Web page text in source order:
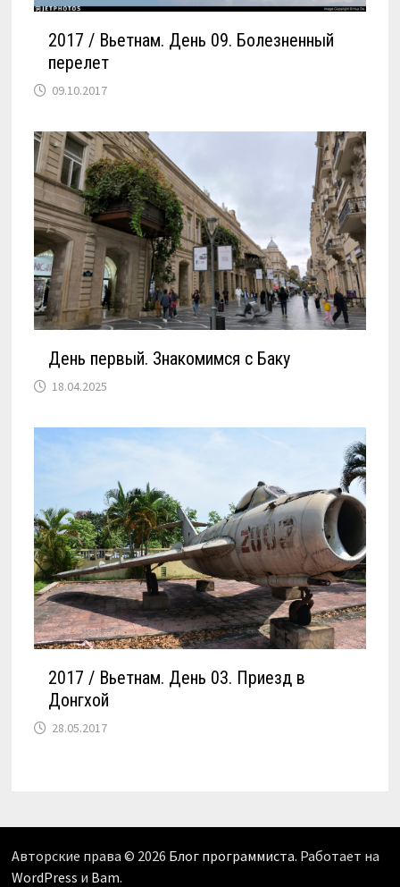
2017 / Вьетнам. День 09. Болезненный
перелет
09.10.2017
День первый. Знакомимся с Баку
18.04.2025
2017 / Вьетнам. День 03. Приезд в
Донгхой
28.05.2017
Авторские права © 2026 Блог программиста. Работает на
WordPress и Bam.